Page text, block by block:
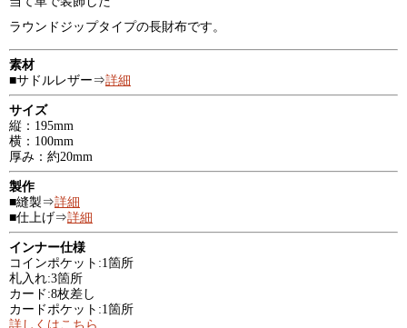
ラウンドジップタイプの長財布です。
素材
■サドルレザー⇒詳細
サイズ
縦：195mm
横：100mm
厚み：約20mm
製作
■縫製⇒詳細
■仕上げ⇒詳細
インナー仕様
コインポケット:1箇所
札入れ:3箇所
カード:8枚差し
カードポケット:1箇所
詳しくはこちら